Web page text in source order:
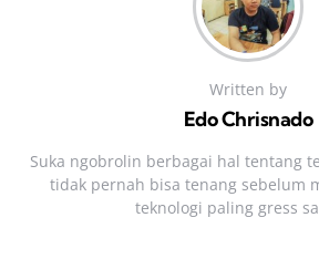
Written by
Edo Chrisnado
Suka ngobrolin berbagai hal tentang
tidak pernah bisa tenang sebelum
teknologi paling gress